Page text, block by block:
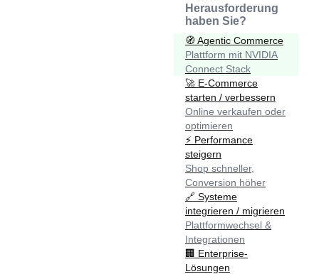
Herausforderung
haben Sie?
🧭Agentic Commerce
Plattform mit NVIDIA
Connect Stack
🚀 E-Commerce
starten / verbessern
Online verkaufen oder
optimieren
⚡ Performance
steigern
Shop schneller,
Conversion höher
🔗 Systeme
integrieren / migrieren
Plattformwechsel &
Integrationen
🏢 Enterprise-
Lösungen